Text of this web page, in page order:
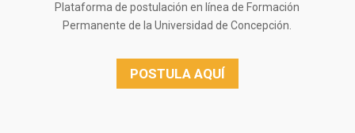
Plataforma de postulación en línea de Formación
Permanente de la Universidad de Concepción.
POSTULA AQUÍ